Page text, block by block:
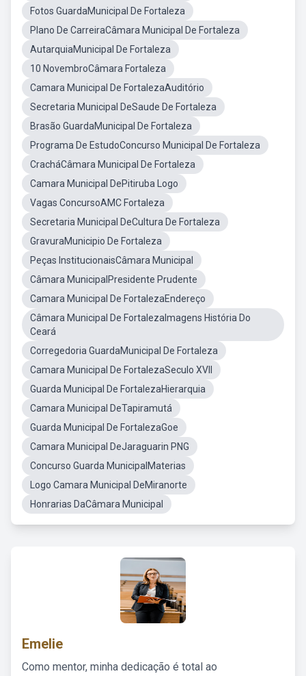
Fotos GuardaMunicipal De Fortaleza
Plano De CarreiraCâmara Municipal De Fortaleza
AutarquiaMunicipal De Fortaleza
10 NovembroCâmara Fortaleza
Camara Municipal De FortalezaAuditório
Secretaria Municipal DeSaude De Fortaleza
Brasão GuardaMunicipal De Fortaleza
Programa De EstudoConcurso Municipal De Fortaleza
CracháCâmara Municipal De Fortaleza
Camara Municipal DePitiruba Logo
Vagas ConcursoAMC Fortaleza
Secretaria Municipal DeCultura De Fortaleza
GravuraMunicipio De Fortaleza
Peças InstitucionaisCâmara Municipal
Câmara MunicipalPresidente Prudente
Camara Municipal De FortalezaEndereço
Câmara Municipal De FortalezaImagens História Do
Ceará
Corregedoria GuardaMunicipal De Fortaleza
Camara Municipal De FortalezaSeculo XVII
Guarda Municipal De FortalezaHierarquia
Camara Municipal DeTapiramutá
Guarda Municipal De FortalezaGoe
Camara Municipal DeJaraguarin PNG
Concurso Guarda MunicipalMaterias
Logo Camara Municipal DeMiranorte
Honrarias DaCâmara Municipal
Emelie
Como mentor, minha dedicação é total ao